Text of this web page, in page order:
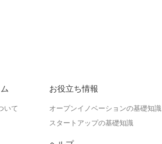
いて
お役立ち情報
オープンイノベーションの基礎知識
スタートアップの基礎知識